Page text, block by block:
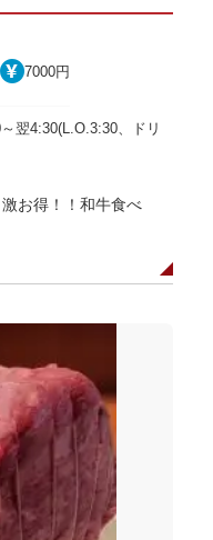
7000円
翌4:30(L.O.3:30、ドリ
お得！！和牛食べ